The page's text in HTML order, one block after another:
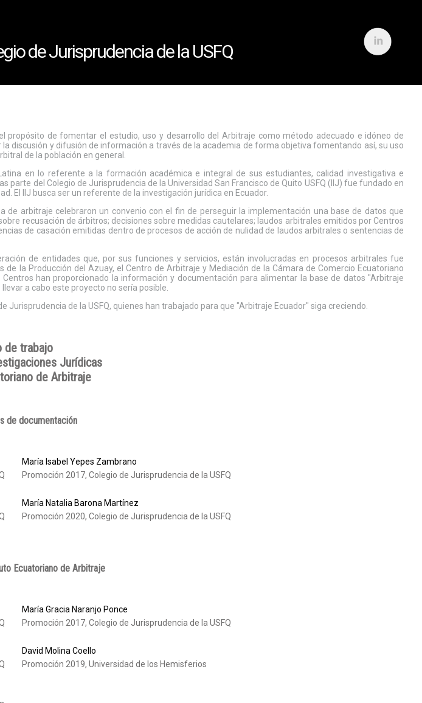
de Jurisprudencia de la USFQ
de fomentar el estudio, uso y desarrollo del Arbitraje como método adecuado e idóneo de
discusión y difusión de información a través de la academia de forma objetiva fomentando así, su uso
de la población en general.
en lo referente a la formación académica e integral de sus estudiantes, calidad investigativa e
del Colegio de Jurisprudencia de la Universidad San Francisco de Quito USFQ (IIJ) fue fundado en
El IIJ busca ser un referente de la investigación jurídica en Ecuador.
de arbitraje celebraron un convenio con el fin de perseguir la implementación una base de datos que
recusación de árbitros; decisiones sobre medidas cautelares; laudos arbitrales emitidos por Centros
de casación emitidas dentro de procesos de acción de nulidad de laudos arbitrales o sentencias de
de entidades que, por sus funciones y servicios, están involucradas en procesos arbitrales fue
la Producción del Azuay, el Centro de Arbitraje y Mediación de la Cámara de Comercio Ecuatoriano
han proporcionado la información y documentación para alimentar la base de datos "Arbitraje
a cabo este proyecto no sería posible.
de la USFQ, quienes han trabajado para que "Arbitraje Ecuador" siga creciendo.
de trabajo
Jurídicas
de Arbitraje
de documentación
María Isabel Yepes Zambrano
Promoción 2017, Colegio de Jurisprudencia de la USFQ
María Natalia Barona Martínez
Promoción 2020, Colegio de Jurisprudencia de la USFQ
Ecuatoriano de Arbitraje
María Gracia Naranjo Ponce
Promoción 2017, Colegio de Jurisprudencia de la USFQ
David Molina Coello
Promoción 2019, Universidad de los Hemisferios